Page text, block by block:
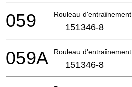
Rouleau d'entraînement
059 151346-8
Rouleau d'entraînement
059A 151346-8